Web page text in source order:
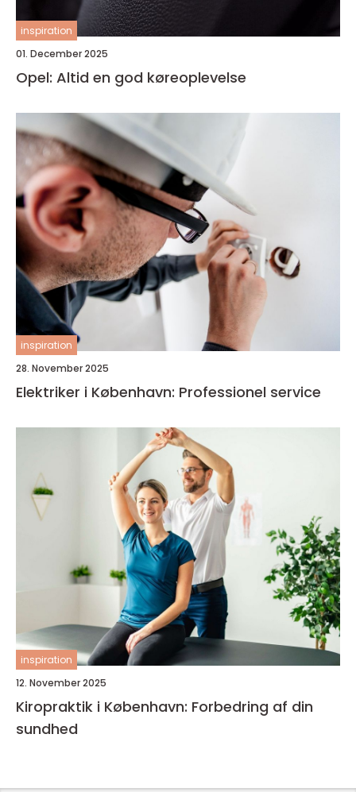
inspiration
01. December 2025
Opel: Altid en god køreoplevelse
inspiration
28. November 2025
Elektriker i København: Professionel service
inspiration
12. November 2025
Kiropraktik i København: Forbedring af din
sundhed